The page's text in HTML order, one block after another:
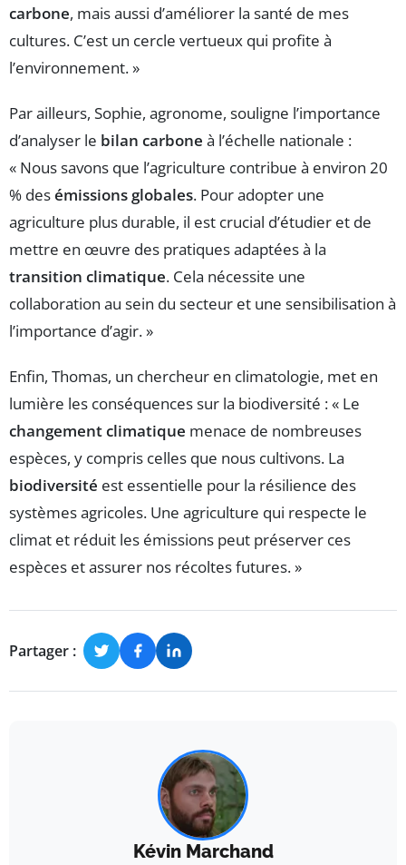
carbone, mais aussi d’améliorer la santé de mes
cultures. C’est un cercle vertueux qui profite à
l’environnement. »
Par ailleurs, Sophie, agronome, souligne l’importance
d’analyser le bilan carbone à l’échelle nationale :
« Nous savons que l’agriculture contribue à environ 20
% desémissions globales. Pour adopter une
agriculture plus durable, il est crucial d’étudier et de
mettre en œuvre des pratiques adaptées à la
transition climatique. Cela nécessite une
collaboration au sein du secteur et une sensibilisation à
l’importance d’agir. »
Enfin, Thomas, un chercheur en climatologie, met en
lumière les conséquences sur la biodiversité : « Le
changement climatique menace de nombreuses
espèces, y compris celles que nous cultivons. La
biodiversité est essentielle pour la résilience des
systèmes agricoles. Une agriculture qui respecte le
climat et réduit les émissions peut préserver ces
espèces et assurer nos récoltes futures. »
Partager :
Kévin Marchand